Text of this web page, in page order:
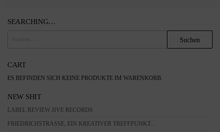
SEARCHING…
CART
ES BEFINDEN SICH KEINE PRODUKTE IM WARENKORB.
NEW SHIT
LABEL REVIEW JIVE RECORDS
FRIEDRICHSTRASSE, EIN KREATIVER TREFFPUNKT…